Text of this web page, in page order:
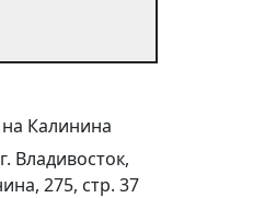
Калинина
Владивосток,
275, стр. 37